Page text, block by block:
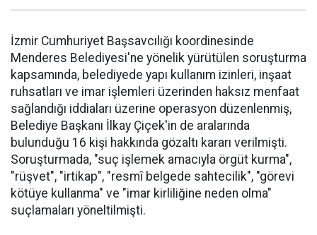
İzmir Cumhuriyet Başsavcılığı koordinesinde
Menderes Belediyesi'ne yönelik yürütülen soruşturma
kapsamında, belediyede yapı kullanım izinleri, inşaat
ruhsatları ve imar işlemleri üzerinden haksız menfaat
sağlandığı iddiaları üzerine operasyon düzenlenmiş,
Belediye Başkanı İlkay Çiçek'in de aralarında
bulunduğu 16 kişi hakkında gözaltı kararı verilmişti.
Soruşturmada, "suç işlemek amacıyla örgüt kurma",
"rüşvet", "irtikap", "resmî belgede sahtecilik", "görevi
kötüye kullanma" ve "imar kirliliğine neden olma"
suçlamaları yöneltilmişti.